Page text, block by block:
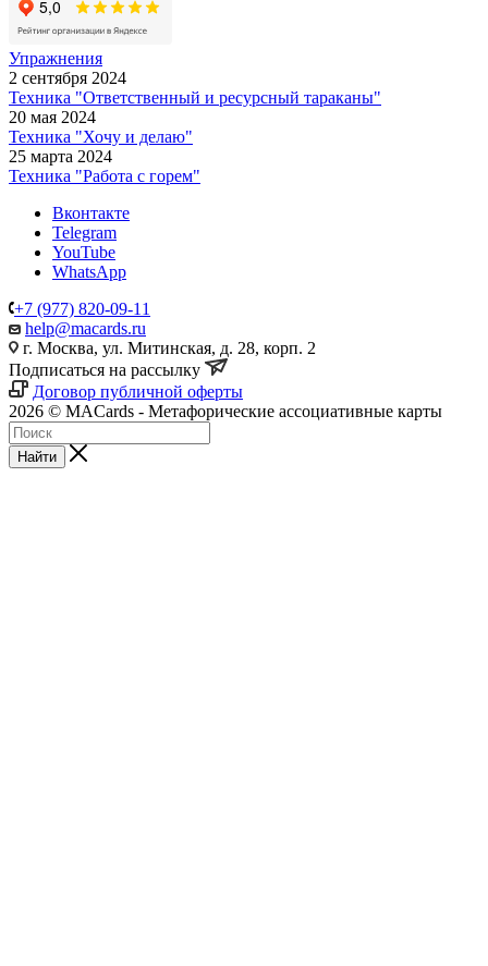
Упражнения
2 сентября 2024
Техника "Ответственный и ресурсный тараканы"
20 мая 2024
Техника "Хочу и делаю"
25 марта 2024
Техника "Работа с горем"
Вконтакте
Telegram
YouTube
WhatsApp
+7 (977) 820-09-11
help@macards.ru
г. Москва, ул. Митинская, д. 28, корп. 2
Подписаться на рассылку
Договор публичной оферты
2026 © MACards - Метафорические ассоциативные карты
Найти